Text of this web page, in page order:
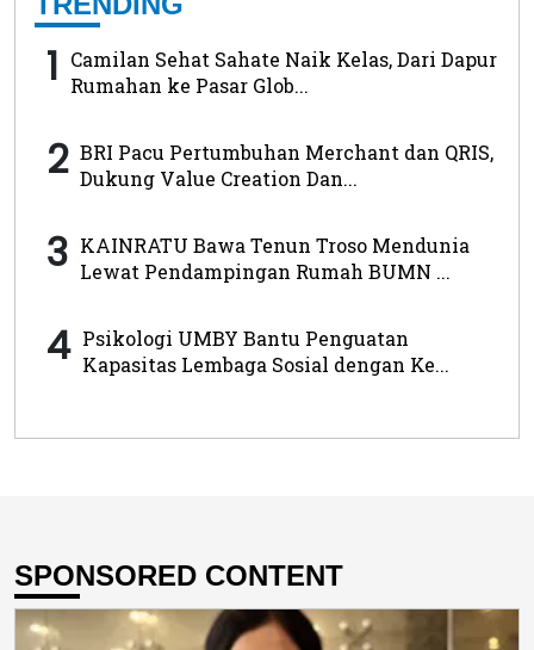
1 Camilan Sehat Sahate Naik Kelas, Dari Dapur
Rumahan ke Pasar Glob...
2 BRI Pacu Pertumbuhan Merchant dan QRIS,
Dukung Value Creation Dan...
3 KAINRATU Bawa Tenun Troso Mendunia
Lewat Pendampingan Rumah BUMN ...
4 Psikologi UMBY Bantu Penguatan
Kapasitas Lembaga Sosial dengan Ke...
SPONSORED CONTENT